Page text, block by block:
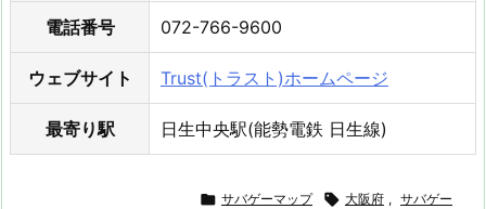
電話番号 072-766-9600
ウェブサイト Trust(トラスト)ホームページ
最寄り駅 日生中央駅(能勢電鉄 日生線)
 サバゲーマップ  大阪府 , サバゲー